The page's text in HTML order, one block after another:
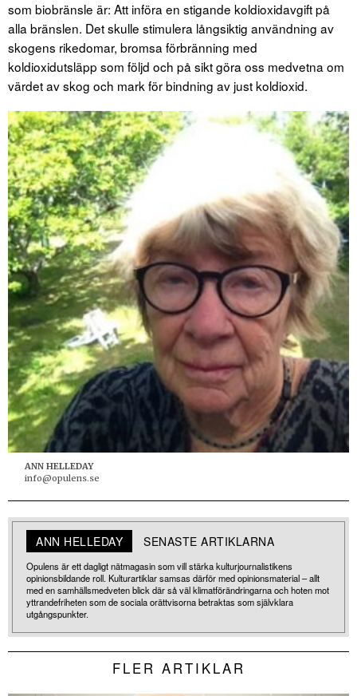
som biobränsle är: Att införa en stigande koldioxidavgift på
alla bränslen. Det skulle stimulera långsiktig användning av
skogens rikedomar, bromsa förbränning med
koldioxidutsläpp som följd och på sikt göra oss medvetna om
värdet av skog och mark för bindning av just koldioxid.
ANN HELLEDAY
info@opulens.se
ANN HELLEDAY SENASTE ARTIKLARNA
Opulens är ett dagligt nätmagasin som vill stärka kulturjournalistikens
opinionsbildande roll. Kulturartiklar samsas därför med opinionsmaterial – allt
med en samhällsmedveten blick där så väl klimatförändringarna och hoten mot
yttrandefriheten som de sociala orättvisorna betraktas som självklara
utgångspunkter.
FLER ARTIKLAR